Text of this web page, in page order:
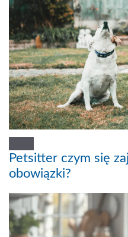
Petsitter czym się
obowiązki?